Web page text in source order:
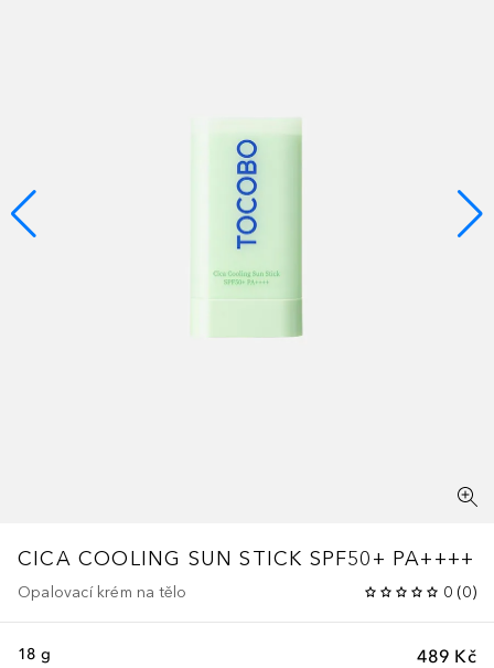
CICA COOLING SUN STICK SPF50+ PA++++
Opalovací krém na tělo 0 (0)
489 Kč
18 g